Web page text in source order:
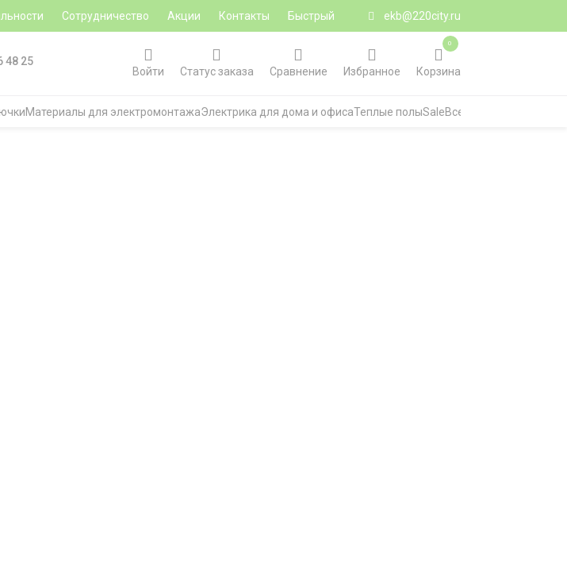
Сотрудничество Акции Контакты
Быстрый
ekb@220city.ru
48 25
Войти
Статус заказа Сравнение Избранное Корзина
0
Материалы для электромонтажаЭлектрика для дома и офисаТеплые полыSaleВсе категории